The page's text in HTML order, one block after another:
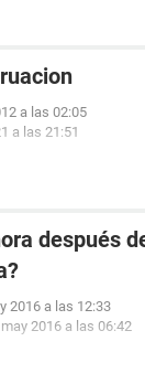
a las 02:05
a las 21:51
después
2016 a las 12:33
2016 a las 06:42